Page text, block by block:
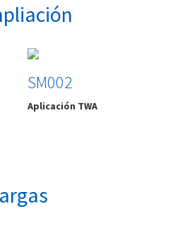
SM002
Aplicación TWA